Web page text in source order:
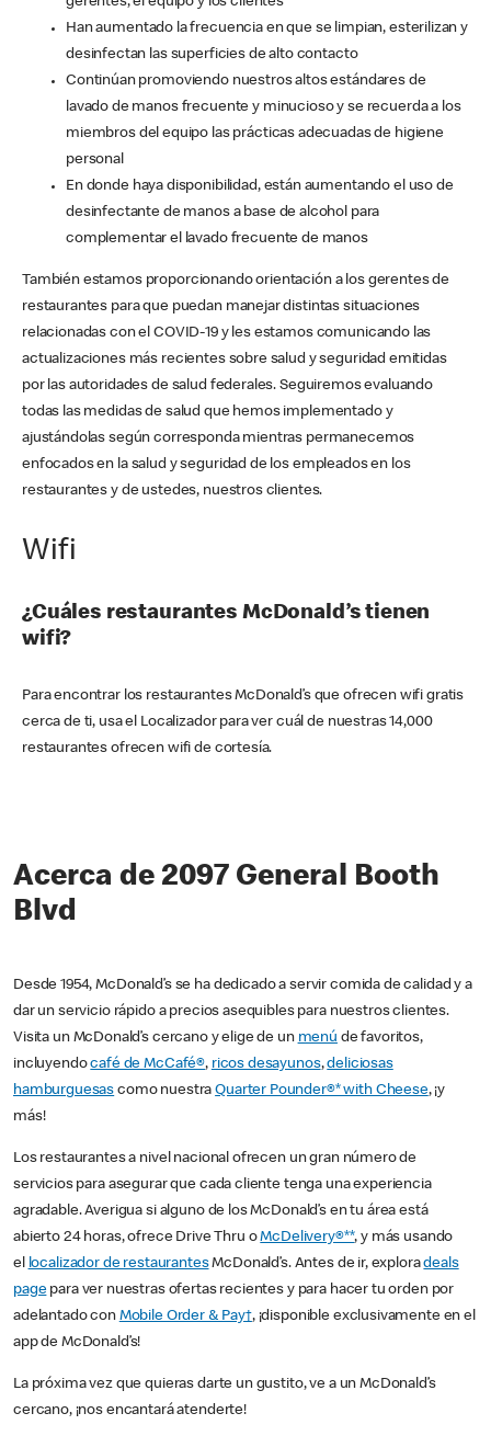
Han aumentado la frecuencia en que se limpian, esterilizan y
desinfectan las superficies de alto contacto
Continúan promoviendo nuestros altos estándares de
lavado de manos frecuente y minucioso y se recuerda a los
miembros del equipo las prácticas adecuadas de higiene
personal
En donde haya disponibilidad, están aumentando el uso de
desinfectante de manos a base de alcohol para
complementar el lavado frecuente de manos
También estamos proporcionando orientación a los gerentes de
restaurantes para que puedan manejar distintas situaciones
relacionadas con el COVID-19 y les estamos comunicando las
actualizaciones más recientes sobre salud y seguridad emitidas
por las autoridades de salud federales. Seguiremos evaluando
todas las medidas de salud que hemos implementado y
ajustándolas según corresponda mientras permanecemos
enfocados en la salud y seguridad de los empleados en los
restaurantes y de ustedes, nuestros clientes.
Wifi
¿Cuáles restaurantes McDonald’s tienen
wifi?
Para encontrar los restaurantes McDonald’s que ofrecen wifi gratis
cerca de ti, usa el Localizador para ver cuál de nuestras 14,000
restaurantes ofrecen wifi de cortesía.
Acerca de 2097 General Booth
Blvd
Desde 1954, McDonald’s se ha dedicado a servir comida de calidad y a
dar un servicio rápido a precios asequibles para nuestros clientes.
Visita un McDonald’s cercano y elige de un menú de favoritos,
incluyendocafé de McCafé®, ricos desayunos,deliciosas
hamburguesas como nuestraQuarter Pounder®* with Cheese, ¡y
más!
Los restaurantes a nivel nacional ofrecen un gran número de
servicios para asegurar que cada cliente tenga una experiencia
agradable. Averigua si alguno de los McDonald’s en tu área está
abierto 24 horas, ofrece Drive Thru oMcDelivery®**, y más usando
el localizador de restaurantesMcDonald’s. Antes de ir, exploradeals
pagepara ver nuestras ofertas recientes y para hacer tu orden por
adelantado con Mobile Order & Pay†, ¡disponible exclusivamente en el
app de McDonald’s!
La próxima vez que quieras darte un gustito, ve a un McDonald’s
cercano, ¡nos encantará atenderte!